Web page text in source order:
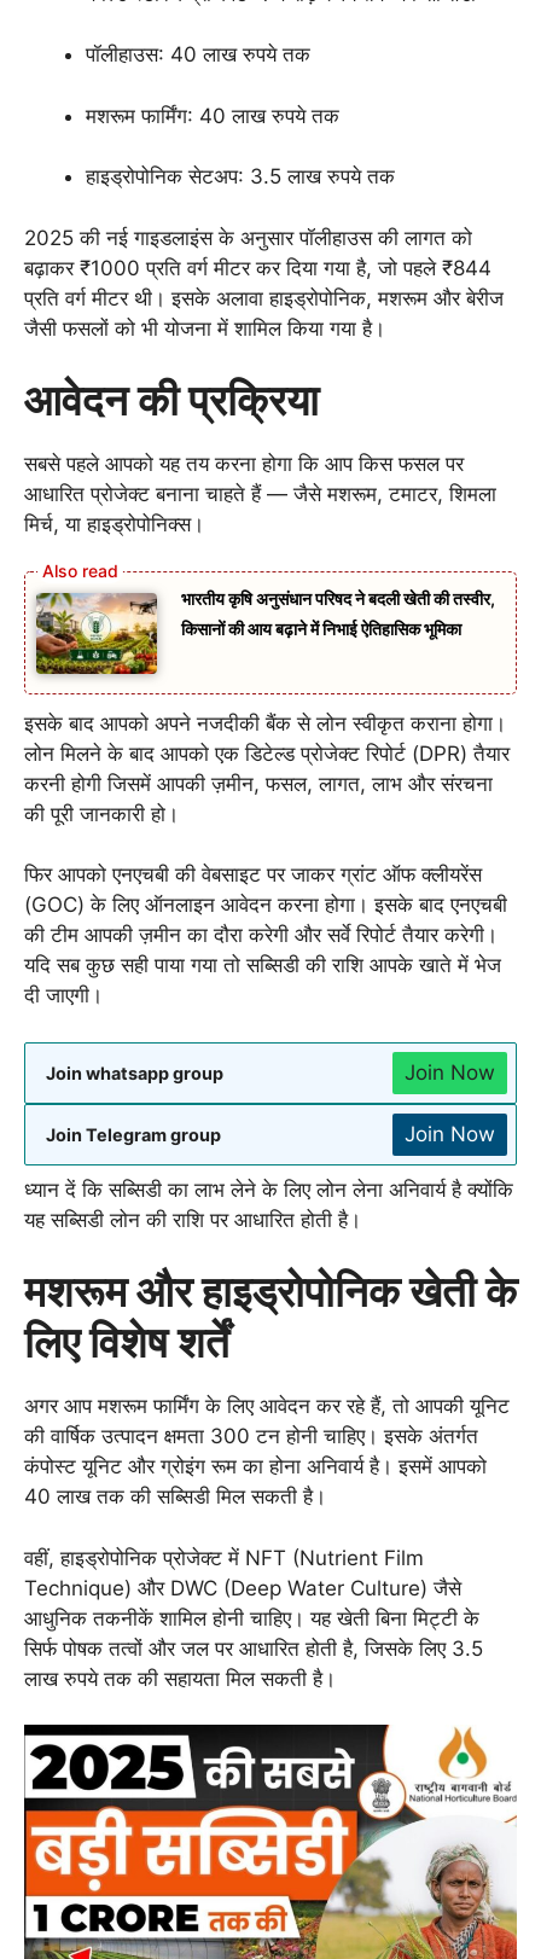
पॉलीहाउस: 40 लाख रुपये तक
मशरूम फार्मिंग: 40 लाख रुपये तक
हाइड्रोपोनिक सेटअप: 3.5 लाख रुपये तक
2025 की नई गाइडलाइंस के अनुसार पॉलीहाउस की लागत को
बढ़ाकर ₹1000 प्रति वर्ग मीटर कर दिया गया है, जो पहले ₹844
प्रति वर्ग मीटर थी। इसके अलावा हाइड्रोपोनिक, मशरूम और बेरीज
जैसी फसलों को भी योजना में शामिल किया गया है।
आवेदन की प्रक्रिया
सबसे पहले आपको यह तय करना होगा कि आप किस फसल पर
आधारित प्रोजेक्ट बनाना चाहते हैं — जैसे मशरूम, टमाटर, शिमला
मिर्च, या हाइड्रोपोनिक्स।
भारतीय कृषि अनुसंधान परिषद ने बदली खेती की तस्वीर,
किसानों की आय बढ़ाने में निभाई ऐतिहासिक भूमिका
इसके बाद आपको अपने नजदीकी बैंक से लोन स्वीकृत कराना होगा।
लोन मिलने के बाद आपको एक डिटेल्ड प्रोजेक्ट रिपोर्ट (DPR) तैयार
करनी होगी जिसमें आपकी ज़मीन, फसल, लागत, लाभ और संरचना
की पूरी जानकारी हो।
फिर आपको एनएचबी की वेबसाइट पर जाकर ग्रांट ऑफ क्लीयरेंस
(GOC) के लिए ऑनलाइन आवेदन करना होगा। इसके बाद एनएचबी
की टीम आपकी ज़मीन का दौरा करेगी और सर्वे रिपोर्ट तैयार करेगी।
यदि सब कुछ सही पाया गया तो सब्सिडी की राशि आपके खाते में भेज
दी जाएगी।
Join whatsapp group Join Now
Join Telegram group Join Now
ध्यान दें कि सब्सिडी का लाभ लेने के लिए लोन लेना अनिवार्य है क्योंकि
यह सब्सिडी लोन की राशि पर आधारित होती है।
मशरूम और हाइड्रोपोनिक खेती के
लिए विशेष शर्तें
अगर आप मशरूम फार्मिंग के लिए आवेदन कर रहे हैं, तो आपकी यूनिट
की वार्षिक उत्पादन क्षमता 300 टन होनी चाहिए। इसके अंतर्गत
कंपोस्ट यूनिट और ग्रोइंग रूम का होना अनिवार्य है। इसमें आपको
40 लाख तक की सब्सिडी मिल सकती है।
वहीं, हाइड्रोपोनिक प्रोजेक्ट में NFT (Nutrient Film
Technique) और DWC (Deep Water Culture) जैसे
आधुनिक तकनीकें शामिल होनी चाहिए। यह खेती बिना मिट्टी के
सिर्फ पोषक तत्वों और जल पर आधारित होती है, जिसके लिए 3.5
लाख रुपये तक की सहायता मिल सकती है।